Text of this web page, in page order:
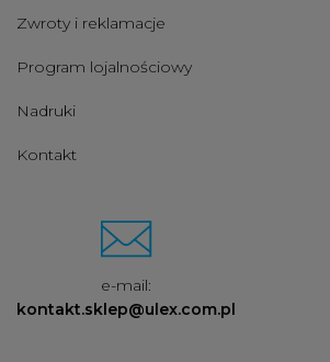
Zwroty i reklamacje
Program lojalnościowy
Nadruki
Kontakt
e-mail:
kontakt.sklep@ulex.com.pl